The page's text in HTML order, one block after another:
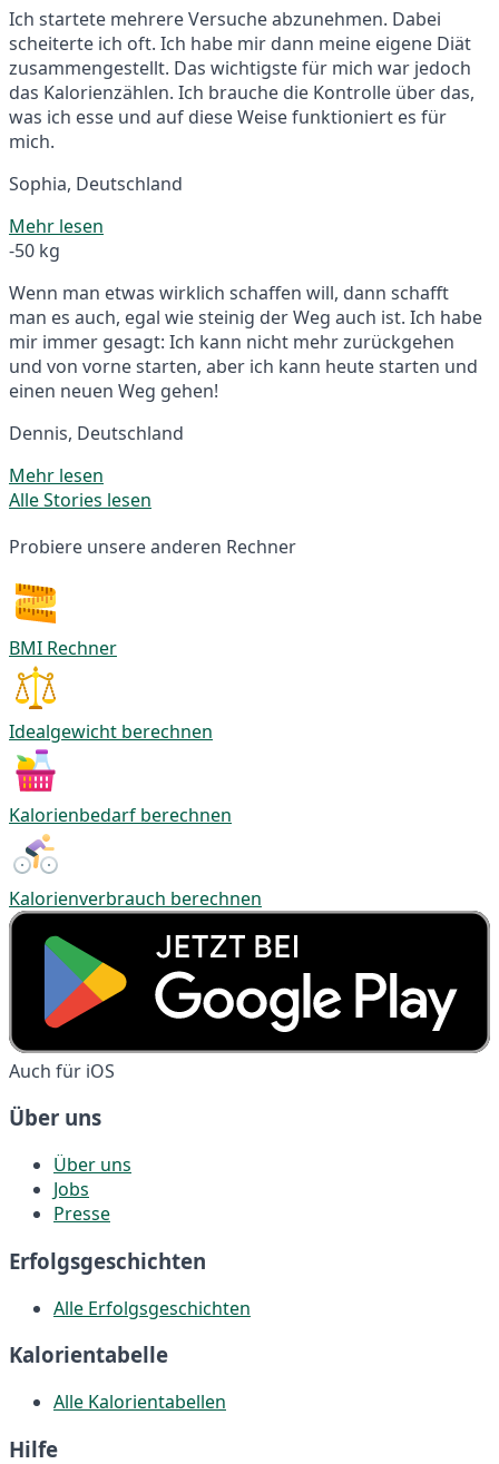
Ich startete mehrere Versuche abzunehmen. Dabei
scheiterte ich oft. Ich habe mir dann meine eigene Diät
zusammengestellt. Das wichtigste für mich war jedoch
das Kalorienzählen. Ich brauche die Kontrolle über das,
was ich esse und auf diese Weise funktioniert es für
mich.
Sophia, Deutschland
Mehr lesen
-50 kg
Wenn man etwas wirklich schaffen will, dann schafft
man es auch, egal wie steinig der Weg auch ist. Ich habe
mir immer gesagt: Ich kann nicht mehr zurückgehen
und von vorne starten, aber ich kann heute starten und
einen neuen Weg gehen!
Dennis, Deutschland
Mehr lesen
Alle Stories lesen
Probiere unsere anderen Rechner
BMI Rechner
Idealgewicht berechnen
Kalorienbedarf berechnen
Kalorienverbrauch berechnen
Auch für iOS
Über uns
Über uns
Jobs
Presse
Erfolgsgeschichten
Alle Erfolgsgeschichten
Kalorientabelle
Alle Kalorientabellen
Hilfe